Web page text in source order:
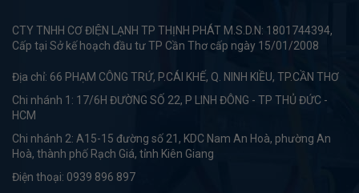
CTY TNHH CƠ ĐIỆN LẠNH TP THỊNH PHÁT M.S.D.N: 1801744394,
Cấp tại Sở kế hoạch đầu tư TP Cần Thơ cấp ngày 15/01/2008
Địa chỉ: 66 PHẠM CÔNG TRỨ, P.CÁI KHẾ, Q. NINH KIỀU, TP.CẦN THƠ
Chi nhánh 1: 17/6H ĐƯỜNG SỐ 22, P LINH ĐÔNG - TP THỦ ĐỨC -
HCM
Chi nhánh 2: A15-15 đường số 21, KDC Nam An Hoà, phường An
Hoà, thành phố Rạch Giá, tỉnh Kiên Giang
Điện thoại: 0939 896 897